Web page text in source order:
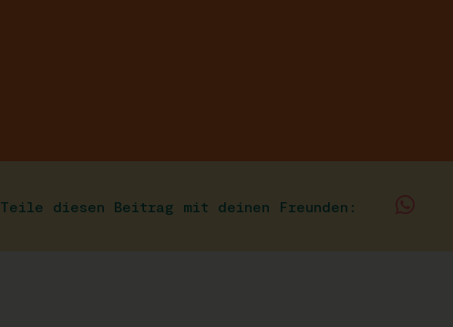
Teile diesen Beitrag mit deinen Freunden: